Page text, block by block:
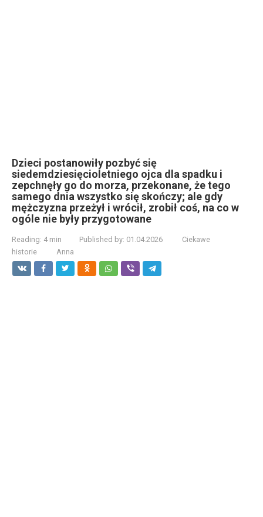
Dzieci postanowiły pozbyć się
siedemdziesięcioletniego ojca dla spadku i
zepchnęły go do morza, przekonane, że tego
samego dnia wszystko się skończy; ale gdy
mężczyzna przeżył i wrócił, zrobił coś, na co w
ogóle nie były przygotowane
Reading: 4 min Published by: 01.04.2026
Ciekawe
historie
Anna